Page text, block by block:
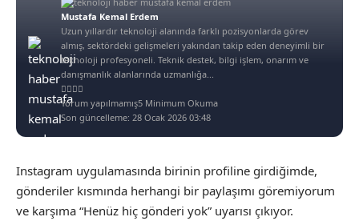
Son güncelleme: 28 Ocak 2026 03:48
Mustafa Kemal Erdem
Uzun yıllardır teknoloji alanında farklı pozisyonlarda görev
almış, sektördeki gelişmeleri yakından takip eden deneyimli bir
teknoloji profesyoneli. Teknik destek, bilgi işlem, onarım ve
danışmanlık alanlarında uzmanlığa...
Yorum yapılmamış5 Minimum Okuma
Instagram uygulamasında birinin profiline girdiğimde,
gönderiler kısmında herhangi bir paylaşımı göremiyorum
ve karşıma “Henüz hiç gönderi yok” uyarısı çıkıyor.